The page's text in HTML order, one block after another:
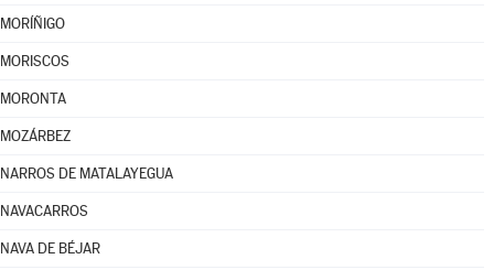
MORÍÑIGO
MORISCOS
MORONTA
MOZÁRBEZ
NARROS DE MATALAYEGUA
NAVACARROS
NAVA DE BÉJAR